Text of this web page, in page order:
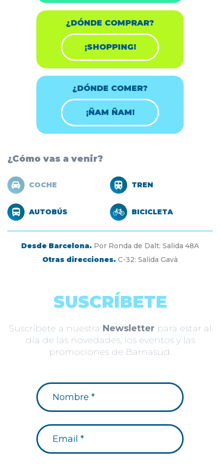
¿DÓNDE COMPRAR?
¡SHOPPING!
¿DÓNDE COMER?
¡ÑAM ÑAM!
¿Cómo vas a venir?
COCHE TREN
AUTOBÚS BICICLETA
Desde Barcelona. Por Ronda de Dalt: Salida 48A
Otras direcciones. C-32: Salida Gavà
SUSCRÍBETE
Suscríbete a nuestra Newsletter para estar al
día de las novedades, los eventos y las
promociones de Barnasud.